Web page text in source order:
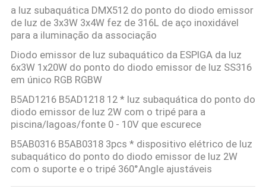
a luz subaquática DMX512 do ponto do diodo emissor
de luz de 3x3W 3x4W fez de 316L de aço inoxidável
para a iluminação da associação
Diodo emissor de luz subaquático da ESPIGA da luz
6x3W 1x20W do ponto do diodo emissor de luz SS316
em único RGB RGBW
B5AD1216 B5AD1218 12 * luz subaquática do ponto do
diodo emissor de luz 2W com o tripé para a
piscina/lagoas/fonte 0 - 10V que escurece
B5AB0316 B5AB0318 3pcs * dispositivo elétrico de luz
subaquático do ponto do diodo emissor de luz 2W
com o suporte e o tripé 360°Angle ajustáveis